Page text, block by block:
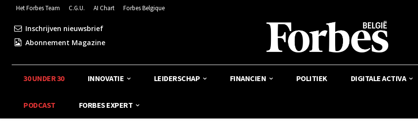
Het Forbes Team C.G.U. AI Chart Forbes Belgique
Inschrijven nieuwsbrief
Abonnement Magazine
30 UNDER 30 INNOVATIE LEIDERSCHAP FINANCIEN POLITIEK DIGITALE ACTIVA
PODCAST FORBES EXPERT